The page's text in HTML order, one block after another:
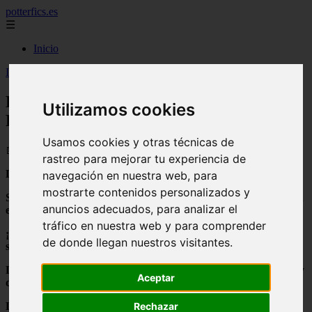
Utilizamos cookies
Usamos cookies y otras técnicas de
rastreo para mejorar tu experiencia de
navegación en nuestra web, para
mostrarte contenidos personalizados y
anuncios adecuados, para analizar el
tráfico en nuestra web y para comprender
de donde llegan nuestros visitantes.
Aceptar
Rechazar
potterfics.es
☰
Inicio
Inicio
Poesías de Snape - Fanfics de Harry
Potter
📅 13/08/2025
La Miré, ella me miró. El mundo se paralizó.
Se paralizó con su mirada, sus ojos color fuego que se grabaron
en mi piel.
¡Oh cielo, divina su mirada que mis pesares aleja! ¡Que mis
sueños esclarece y que mis ansiedades calma!
Divina pieza, divino amanecer. Hija del sol, de cunas de nubes y
de flores. El amor de mi alma
La miré y ella me miró. Sonreímos.